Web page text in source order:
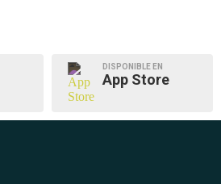
DISPONIBLE EN
App Store